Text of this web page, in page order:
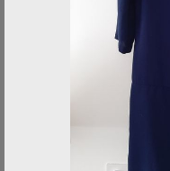
le 30 avr. 2023